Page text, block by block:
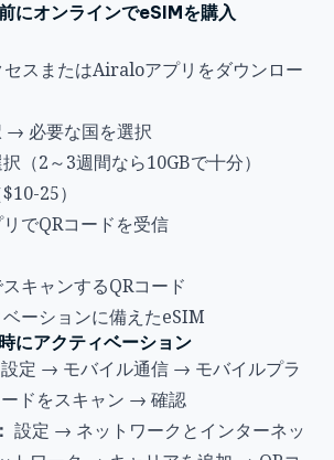
にオンラインでeSIMを購入
スまたはAiraloアプリをダウンロー
→ 必要な国を選択
（2～3週間なら10GBで十分）
25）
でQRコードを受信
キャンするQRコード
ーションに備えたeSIM
にアクティベーション
設定 → モバイル通信 → モバイルプラ
ドをスキャン → 確認
設定 → ネットワークとインターネッ